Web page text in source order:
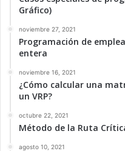
Gráfico)
noviembre 27, 2021
Programación de
entera
noviembre 16, 2021
¿Cómo calcular una
un VRP?
octubre 22, 2021
Método de la Ruta
agosto 10, 2021